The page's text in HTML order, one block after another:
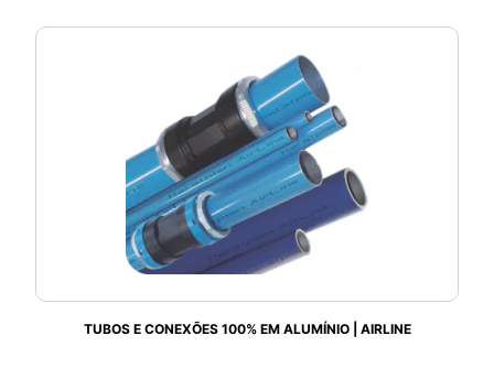
TUBOS E CONEXÕES 100% EM ALUMÍNIO | AIRLINE